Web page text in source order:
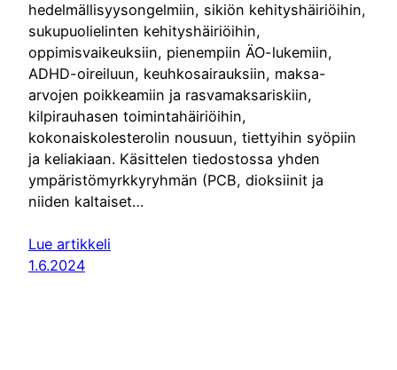
hedelmällisyysongelmiin, sikiön kehityshäiriöihin,
sukupuolielinten kehityshäiriöihin,
oppimisvaikeuksiin, pienempiin ÄO-lukemiin,
ADHD-oireiluun, keuhkosairauksiin, maksa-
arvojen poikkeamiin ja rasvamaksariskiin,
kilpirauhasen toimintahäiriöihin,
kokonaiskolesterolin nousuun, tiettyihin syöpiin
ja keliakiaan. Käsittelen tiedostossa yhden
ympäristömyrkkyryhmän (PCB, dioksiinit ja
niiden kaltaiset…
Lue artikkeli
1.6.2024